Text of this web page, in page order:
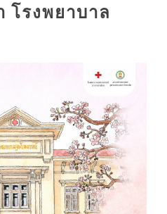
โรงพยาบาล